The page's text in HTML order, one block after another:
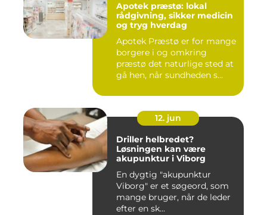
Apotek præstø: lokal
rådgivning, sikker medicin
og tryg hverdag
Apotek Præstø er for mange
borgere i og omkring
præstø det naturlige sted at
gå hen, når sundheden s...
12. jun
Driller helbredet?
Løsningen kan være
akupunktur i Viborg
En dygtig "akupunktur
Viborg" er et søgeord, som
mange bruger, når de leder
efter en sk...